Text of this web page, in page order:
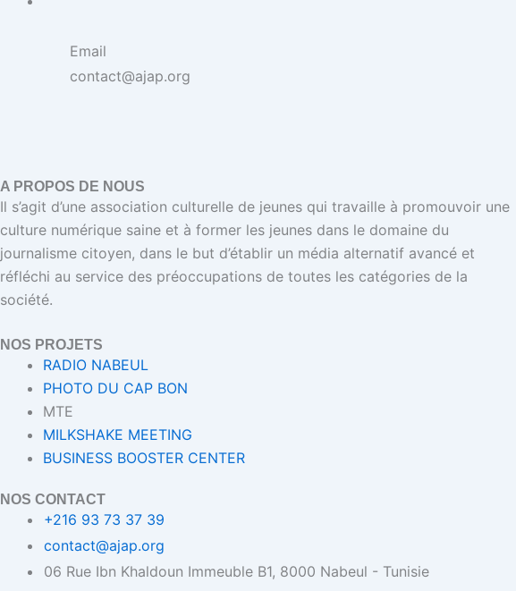
Email
contact@ajap.org
A PROPOS DE NOUS
Il s’agit d’une association culturelle de jeunes qui travaille à promouvoir une
culture numérique saine et à former les jeunes dans le domaine du
journalisme citoyen, dans le but d’établir un média alternatif avancé et
réfléchi au service des préoccupations de toutes les catégories de la
société.
NOS PROJETS
RADIO NABEUL
PHOTO DU CAP BON
MTE
MILKSHAKE MEETING
BUSINESS BOOSTER CENTER
NOS CONTACT
+216 93 73 37 39
contact@ajap.org
06 Rue Ibn Khaldoun Immeuble B1, 8000 Nabeul - Tunisie